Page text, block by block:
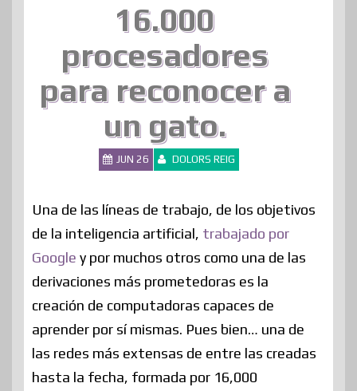
16.000
procesadores
para reconocer a
un gato.
JUN 26 DOLORS REIG
Una de las líneas de trabajo, de los objetivos
de la inteligencia artificial, trabajado por
Google y por muchos otros como una de las
derivaciones más prometedoras es la
creación de computadoras capaces de
aprender por sí mismas. Pues bien… una de
las redes más extensas de entre las creadas
hasta la fecha, formada por 16,000